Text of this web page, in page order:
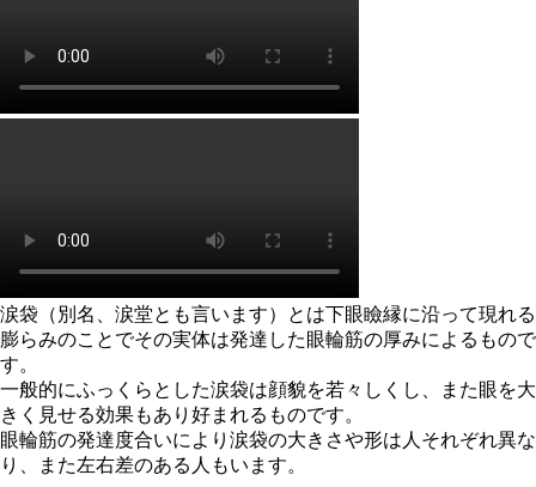
涙袋（別名、涙堂とも言います）とは下眼瞼縁に沿って現れる
膨らみのことでその実体は発達した眼輪筋の厚みによるもので
す。
一般的にふっくらとした涙袋は顔貌を若々しくし、また眼を大
きく見せる効果もあり好まれるものです。
眼輪筋の発達度合いにより涙袋の大きさや形は人それぞれ異な
り、また左右差のある人もいます。